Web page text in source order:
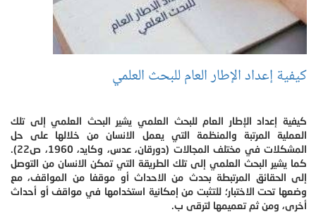
كيفية إعداد الإطار العام للبحث العلمي
كيفية إعداد الإطار العام للبحث العلمي يشير البحث العلمي إلى تلك
العملية المرتبة والمنظمة التي يعمل الانسان من خلالها على حل
المشكلات في مختلف المجالات (دورقان، عدس، وكايد، 1960، ص22).
كما يشير البحث العلمي إلى تلك الطريقة التي تمكن الانسان من التوصل
إلى الحقائق المرتبطة بحدث من الاحداث أو موقفا من المواقف، مع
وضعها تحت الاختبار؛ للتثبت من إمكانية استخدامها في مواقف أو أحداث
أخرى، ومن ثم تعميمها لترقى ب.